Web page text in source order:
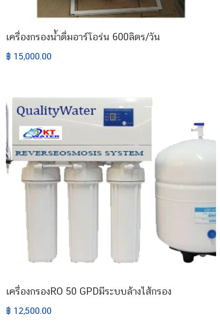
เครื่องกรองน้ำดื่มอาร์โอร่น 600ลิตร/วัน
฿ 15,000.00
เครื่องกรองRO 50 GPDมีระบบล้างไส้กรอง
฿ 12,500.00